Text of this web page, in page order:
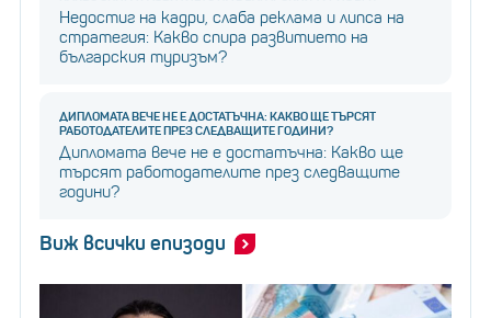
Недостиг на кадри, слаба реклама и липса на
стратегия: Какво спира развитието на
българския туризъм?
ДИПЛОМАТА ВЕЧЕ НЕ Е ДОСТАТЪЧНА: КАКВО ЩЕ ТЪРСЯТ
РАБОТОДАТЕЛИТЕ ПРЕЗ СЛЕДВАЩИТЕ ГОДИНИ?
Дипломата вече не е достатъчна: Какво ще
търсят работодателите през следващите
години?
Виж всички епизоди